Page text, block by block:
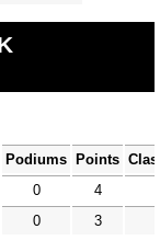
Podiums Points
0
4
0 3